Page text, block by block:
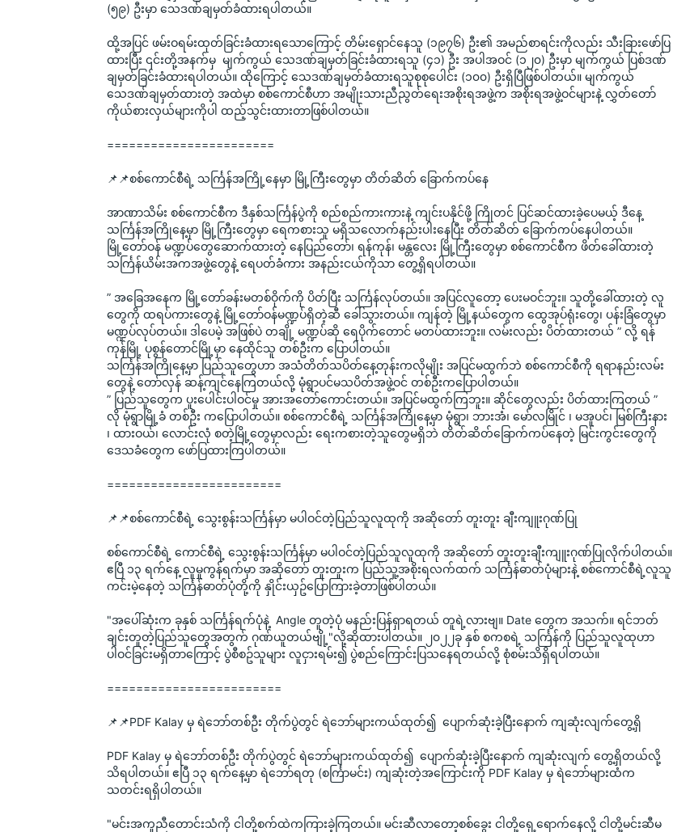
(၅၉) ဦးမှာ သေဒဏ်ချမှတ်ခံထားရပါတယ်။
ထို့အပြင် ဖမ်းဝရမ်းထုတ်ခြင်းခံထားရသောကြောင့် တိမ်းရှောင်နေသူ (၁၉၇၆) ဦး၏ အမည်စာရင်းကိုလည်း သီးခြားဖော်ပြ
ထားပြီး ၎င်းတို့အနက်မှ  မျက်ကွယ် သေဒဏ်ချမှတ်ခြင်းခံထားရသူ (၄၁) ဦး အပါအဝင် (၁၂၀) ဦးမှာ မျက်ကွယ် ပြစ်ဒဏ်
ချမှတ်ခြင်းခံထားရပါတယ်။ ထိုကြောင့် သေဒဏ်ချမှတ်ခံထားရသူစုစုပေါင်း (၁၀၀) ဦးရှိပြီဖြစ်ပါတယ်။ မျက်ကွယ်
သေဒဏ်ချမှတ်ထားတဲ့ အထဲမှာ စစ်ကောင်စီဟာ အမျိုးသားညီညွတ်ရေးအစိုးရအဖွဲ့က အစိုးရအဖွဲ့ဝင်များနဲ့ လွှတ်တော်
ကိုယ်စားလှယ်များကိုပါ ထည့်သွင်းထားတာဖြစ်ပါတယ်။
=======================
📌📌စစ်ကောင်စီရဲ့ သင်္ကြန်အကြို့နေမှာ မြို့ကြီးတွေမှာ တိတ်ဆိတ် ခြောက်ကပ်နေ
အာဏာသိမ်း စစ်ကောင်စီက ဒီနှစ်သင်္ကြန်ပွဲကို စည်စည်ကားကားနဲ့ ကျင်းပနိုင်ဖို့ ကြိုတင် ပြင်ဆင်ထားခဲ့ပေမယ့် ဒီနေ့
သင်္ကြန်အကြိုနေ့မှာ မြို့ကြီးတွေမှာ ရေကစားသူ မရှိသလောက်နည်းပါးနေပြီး တိတ်ဆိတ် ခြောက်ကပ်နေပါတယ်။
မြို့တော်ဝန် မဏ္ဍပ်တွေဆောက်ထားတဲ့ နေပြည်တော်၊ ရန်ကုန်၊ မန္တလေး မြို့ကြီးတွေမှာ စစ်ကောင်စီက ဖိတ်ခေါ်ထားတဲ့
သင်္ကြန်ယိမ်းအကအဖွဲ့တွေနဲ့ ရေပတ်ခံကား အနည်းငယ်ကိုသာ တွေ့ရှိရပါတယ်။
” အခြေအနေက မြို့တော်ခန်းမတစ်ဝိုက်ကို ပိတ်ပြီး သင်္ကြန်လုပ်တယ်။ အပြင်လူတော့ ပေးမဝင်ဘူး။ သူတို့ခေါ်ထားတဲ့ လူ
တွေကို ထရပ်ကားတွေနဲ့ မြို့တော်ဝန်မဏ္ဍပ်ရှိတဲ့ဆီ ခေါ်သွားတယ်။ ကျန်တဲ့ မြို့နယ်တွေက ထွေအုပ်ရုံးတွေ၊ ပန်းခြံတွေမှာ
မဏ္ဍပ်လုပ်တယ်။ ဒါပေမဲ့ အဖြစ်ပဲ တချို့ မဏ္ဍပ်ဆို ရေပိုက်တောင် မတပ်ထားဘူး။ လမ်းလည်း ပိတ်ထားတယ် ” လို့ ရန်
ကုန်မြို့ ပုစွန်တောင်မြို့မှာ နေထိုင်သူ တစ်ဦးက ပြောပါတယ်။
သင်္ကြန်အကြိုနေ့မှာ ပြည်သူတွေဟာ အသံတိတ်သပိတ်နေ့တုန်းကလိုမျိုး အပြင်မထွက်ဘဲ စစ်ကောင်စီကို ရရာနည်းလမ်း
တွေနဲ့ တော်လှန် ဆန့်ကျင်နေကြတယ်လို့ မုံရွာပင်မသပိတ်အဖွဲ့ဝင် တစ်ဦးကပြောပါတယ်။
” ပြည်သူတွေက ပူးပေါင်းပါဝင်မှု အားအတော်ကောင်းတယ်။ အပြင်မထွက်ကြဘူး။ ဆိုင်တွေလည်း ပိတ်ထားကြတယ် ”
လို မုံရွာမြို့ခံ တစ်ဦး ကပြောပါတယ်။ စစ်ကောင်စီရဲ့ သင်္ကြန်အကြိုနေ့မှာ မုံရွာ၊ ဘားအံ၊ မော်လမြိုင် ၊ မအူပင်၊ မြစ်ကြီးနား
၊ ထားဝယ်၊ လောင်းလုံ စတဲ့မြို့တွေမှာလည်း ရေးကစားတဲ့သူတွေမရှိဘဲ တိတ်ဆိတ်ခြောက်ကပ်နေတဲ့ မြင်းကွင်းတွေကို
ဒေသခံတွေက ဖော်ပြထားကြပါတယ်။
========================
📌📌စစ်ကောင်စီရဲ့ သွေးစွန်းသင်္ကြန်မှာ မပါဝင်တဲ့ပြည်သူလူထုကို အဆိုတော် တူးတူး ချီးကျူးဂုဏ်ပြု
စစ်ကောင်စီရဲ့ ကောင်စီရဲ့ သွေးစွန်းသင်္ကြန်မှာ မပါဝင်တဲ့ပြည်သူလူထုကို အဆိုတော် တူးတူးချီးကျူးဂုဏ်ပြုလိုက်ပါတယ်။
ဧပြီ ၁၃ ရက်နေ့ လူမှုကွန်ရက်မှာ အဆိုတော် တူးတူးက ပြည်သူ့အစိုးရလက်ထက် သင်္ကြန်ဓာတ်ပုံများနဲ့ စစ်ကောင်စီရဲ့လူသူ
ကင်းမဲ့နေတဲ့ သင်္ကြန်ဓာတ်ပုံတို့ကို နှိုင်းယှဥ်ပြောကြားခဲ့တာဖြစ်ပါတယ်။
"အပေါ်ဆုံးက ခုနှစ် သင်္ကြန်ရက်ပုံနဲ့  Angle တူတဲ့ပုံ မနည်းပြန်ရှာရတယ် တူရဲ့လားဗျ။ Date တွေက အသက်။ ရင်ဘတ်
ချင်းတူတဲ့ပြည်သူတွေအတွက် ဂုဏ်ယူတယ်ဗျို့"လို့ဆိုထားပါတယ်။ ၂၀၂၂ခု နှစ် စကစရဲ့ သင်္ကြန်ကို ပြည်သူလူထုဟာ
ပါဝင်ခြင်းမရှိတာကြောင့် ပွဲစီစဥ်သူများ လူငှားရမ်း၍ ပွဲစည်ကြောင်းပြသနေရတယ်လို့ စုံစမ်းသိရှိရပါတယ်။
========================
📌📌PDF Kalay မှ ရဲဘော်တစ်ဦး တိုက်ပွဲတွင် ရဲဘော်များကယ်ထုတ်၍  ပျောက်ဆုံးခဲ့ပြီးနောက် ကျဆုံးလျက်တွေ့ရှိ
PDF Kalay မှ ရဲဘော်တစ်ဦး တိုက်ပွဲတွင် ရဲဘော်များကယ်ထုတ်၍  ပျောက်ဆုံးခဲ့ပြီးနောက် ကျဆုံးလျက် တွေ့ရှိတယ်လို့
သိရပါတယ်။ ဧပြီ ၁၃ ရက်နေ့မှာ ရဲဘော်ရတု (စင်္ကြာမင်း) ကျဆုံးတဲ့အကြောင်းကို PDF Kalay မှ ရဲဘော်များထံက
သတင်းရရှိပါတယ်။
"မင်းအကူညီတောင်းသံကို ငါတို့စက်ထဲကကြားခဲ့ကြတယ်။ မင်းဆီလာ​တော့စစ်ခွေး ငါတို့ရှေ့ရောက်နေလို့ ငါတို့မင်းဆီမ